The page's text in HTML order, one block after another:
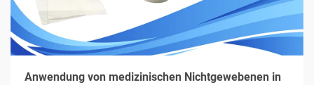
Anwendung von medizinischen Nichtgewebenen in